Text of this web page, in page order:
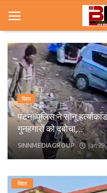
Home
खबरे
खेल
करियर
स्त्री
राज्य
बिहार
पटना के कंकड़बाग केंद्रीय
गिरा पेड़, आवागमन बाधित।
bn24live Sep 13, 2025 0
बिहार